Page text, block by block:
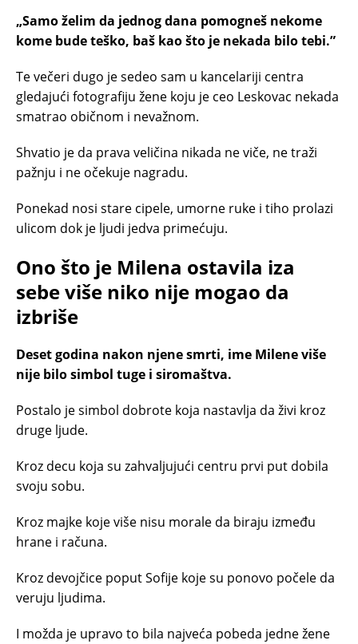
„Samo želim da jednog dana pomogneš nekome
kome bude teško, baš kao što je nekada bilo tebi.”
Te večeri dugo je sedeo sam u kancelariji centra
gledajući fotografiju žene koju je ceo Leskovac nekada
smatrao običnom i nevažnom.
Shvatio je da prava veličina nikada ne viče, ne traži
pažnju i ne očekuje nagradu.
Ponekad nosi stare cipele, umorne ruke i tiho prolazi
ulicom dok je ljudi jedva primećuju.
Ono što je Milena ostavila iza
sebe više niko nije mogao da
izbriše
Deset godina nakon njene smrti, ime Milene više
nije bilo simbol tuge i siromaštva.
Postalo je simbol dobrote koja nastavlja da živi kroz
druge ljude.
Kroz decu koja su zahvaljujući centru prvi put dobila
svoju sobu.
Kroz majke koje više nisu morale da biraju između
hrane i računa.
Kroz devojčice poput Sofije koje su ponovo počele da
veruju ljudima.
I možda je upravo to bila najveća pobeda jedne žene